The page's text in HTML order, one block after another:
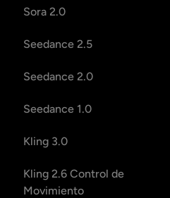
Sora 2.0
Seedance 2.5
Seedance 2.0
Seedance 1.0
Kling 3.0
Kling 2.6 Control de
Movimiento